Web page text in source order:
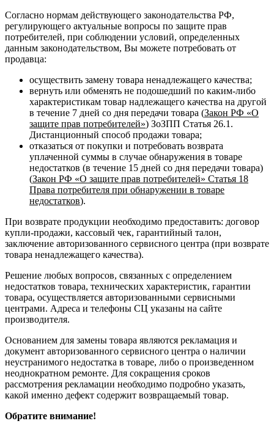
Согласно нормам действующего законодательства РФ,
регулирующего актуальные вопросы по защите прав
потребителей, при соблюдении условий, определенных
данным законодательством, Вы можете потребовать от
продавца:
осуществить замену товара ненадлежащего качества;
вернуть или обменять не подошедший по каким-либо
характеристикам товар надлежащего качества на другой
в течение 7 дней со дня передачи товара (Закон РФ «О
защите прав потребителей») ЗоЗПП Статья 26.1.
Дистанционный способ продажи товара;
отказаться от покупки и потребовать возврата
уплаченной суммы в случае обнаружения в товаре
недостатков (в течение 15 дней со дня передачи товара)
(Закон РФ «О защите прав потребителей» Статья 18
Права потребителя при обнаружении в товаре
недостатков).
При возврате продукции необходимо предоставить: договор
купли-продажи, кассовый чек, гарантийный талон,
заключение авторизованного сервисного центра (при возврате
товара ненадлежащего качества).
Решение любых вопросов, связанных с определением
недостатков товара, технических характеристик, гарантии
товара, осуществляется авторизованными сервисными
центрами. Адреса и телефоны СЦ указаны на сайте
производителя.
Основанием для замены товара являются рекламация и
документ авторизованного сервисного центра о наличии
неустранимого недостатка в товаре, либо о произведенном
неоднократном ремонте. Для сокращения сроков
рассмотрения рекламации необходимо подробно указать,
какой именно дефект содержит возвращаемый товар.
Обратите внимание!